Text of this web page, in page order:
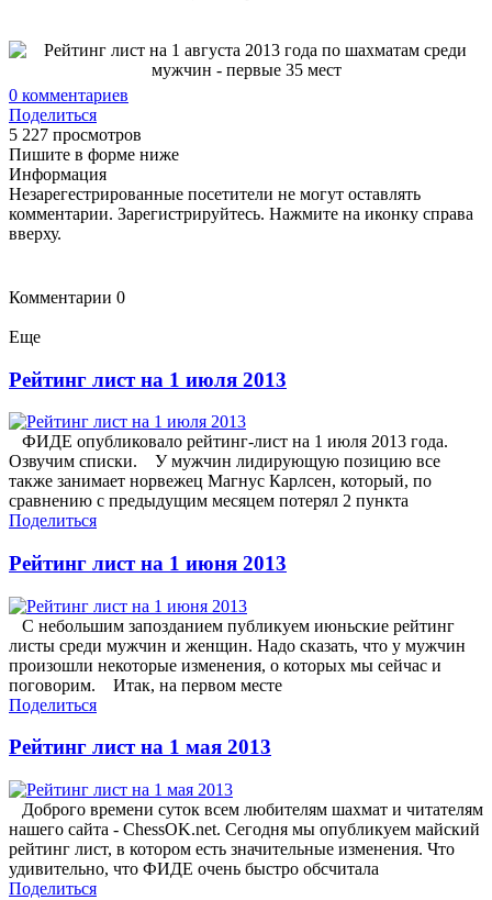
0 комментариев
Поделиться
5 227 просмотров
Пишите в форме ниже
Информация
Незарегестрированные посетители не могут оставлять
комментарии. Зарегистрируйтесь. Нажмите на иконку справа
вверху.
Комментарии 0
Еще
Рейтинг лист на 1 июля 2013
ФИДЕ опубликовало рейтинг-лист на 1 июля 2013 года.
Озвучим списки. У мужчин лидирующую позицию все
также занимает норвежец Магнус Карлсен, который, по
сравнению с предыдущим месяцем потерял 2 пункта
Поделиться
Рейтинг лист на 1 июня 2013
С небольшим запозданием публикуем июньские рейтинг
листы среди мужчин и женщин. Надо сказать, что у мужчин
произошли некоторые изменения, о которых мы сейчас и
поговорим. Итак, на первом месте
Поделиться
Рейтинг лист на 1 мая 2013
Доброго времени суток всем любителям шахмат и читателям
нашего сайта - ChessOK.net. Сегодня мы опубликуем майский
рейтинг лист, в котором есть значительные изменения. Что
удивительно, что ФИДЕ очень быстро обсчитала
Поделиться